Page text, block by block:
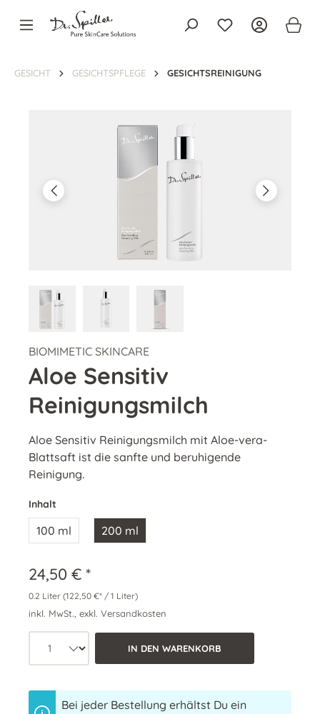
springen
GESICHT GESICHTSPFLEGE GESICHTSREINIGUNG
BIOMIMETIC SKINCARE
Aloe Sensitiv
Reinigungsmilch
Aloe Sensitiv Reinigungsmilch mit Aloe-vera-
Blattsaft ist die sanfte und beruhigende
Reinigung.
Inhalt
100 ml 200 ml
24,50 € *
0.2 Liter (122,50 €* / 1 Liter)
inkl. MwSt., exkl. Versandkosten
Produkt Anzahl: Wähle die
IN DEN WARENKORB
Bei jeder Bestellung erhältst Du ein